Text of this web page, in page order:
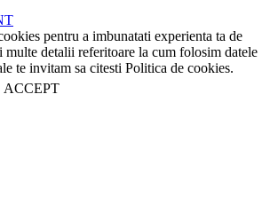
pentru a imbunatati experienta ta de
multe detalii referitoare la cum folosim datele
te invitam sa citesti Politica de cookies.
ACCEPT